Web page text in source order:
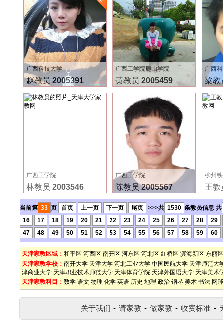
广西科技大学
赵教员 2005391
广西工学院鹿山学院
黄教员 2005459
广西
梁
广西工学院
林教员 2003546
广西工学院
陈教员2005567
柳州
王
当前第 33 页 首页 上一页 下一页 尾页 >>>共 1530 条教员信息 共
16
17 18 19 20 21 22 23 24 25 26 27 28
29
47
48 49 50 51 52 53 54 55 56 57 58 59 60
天津家教区域： 和平区 河西区 南开区 河东区 河北区 红桥区 滨海新区 东丽区
天津家教学校： 南开大学 天津大学 河北工业大学 中国民航大学 天津师范大
津商业大学 天津职业技术师范大学 天津体育学院 天津外国语大学 天津美术
天津家教科目： 数学 语文 物理 化学 英语 历史 地理 政治 钢琴 美术 书法 网球
关于我们 - 请家教 - 做家教 - 收费标准 -